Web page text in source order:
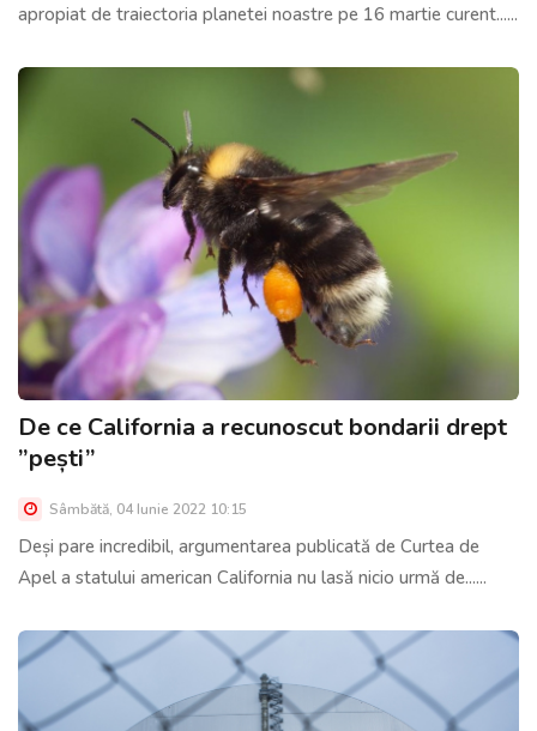
apropiat de traiectoria planetei noastre pe 16 martie curent......
De ce California a recunoscut bondarii drept
”pești”
Sâmbătă, 04 Iunie 2022 10:15
Deși pare incredibil, argumentarea publicată de Curtea de
Apel a statului american California nu lasă nicio urmă de......